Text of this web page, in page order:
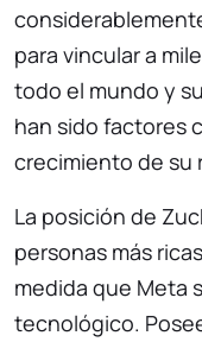
para vincular a
todo el mundo y
han sido factores
crecimiento de su
La posición de
personas más
medida que Meta
tecnológico.